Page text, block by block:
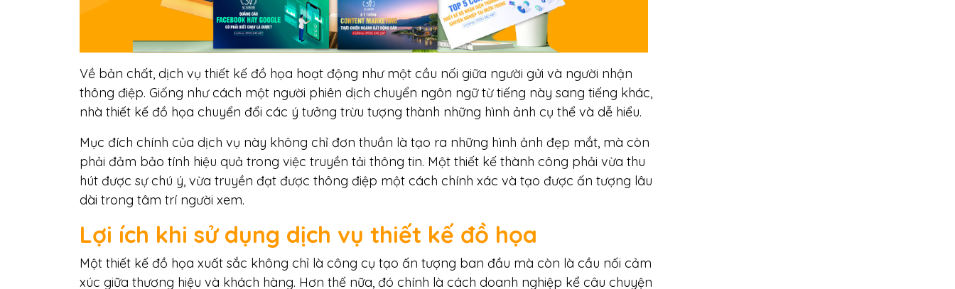
Về bản chất, dịch vụ thiết kế đồ họa hoạt động như một cầu nối giữa người gửi và người nhận
thông điệp. Giống như cách một người phiên dịch chuyển ngôn ngữ từ tiếng này sang tiếng khác,
nhà thiết kế đồ họa chuyển đổi các ý tưởng trừu tượng thành những hình ảnh cụ thể và dễ hiểu.
Mục đích chính của dịch vụ này không chỉ đơn thuần là tạo ra những hình ảnh đẹp mắt, mà còn
phải đảm bảo tính hiệu quả trong việc truyền tải thông tin. Một thiết kế thành công phải vừa thu
hút được sự chú ý, vừa truyền đạt được thông điệp một cách chính xác và tạo được ấn tượng lâu
dài trong tâm trí người xem.
Lợi ích khi sử dụng dịch vụ thiết kế đồ họa
Một thiết kế đồ họa xuất sắc không chỉ là công cụ tạo ấn tượng ban đầu mà còn là cầu nối cảm
xúc giữa thương hiệu và khách hàng. Hơn thế nữa, đó chính là cách doanh nghiệp kể câu chuyện